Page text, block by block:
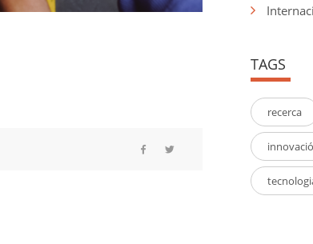
TAGS
recerca
innovació